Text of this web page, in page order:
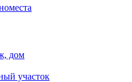
дом
участок